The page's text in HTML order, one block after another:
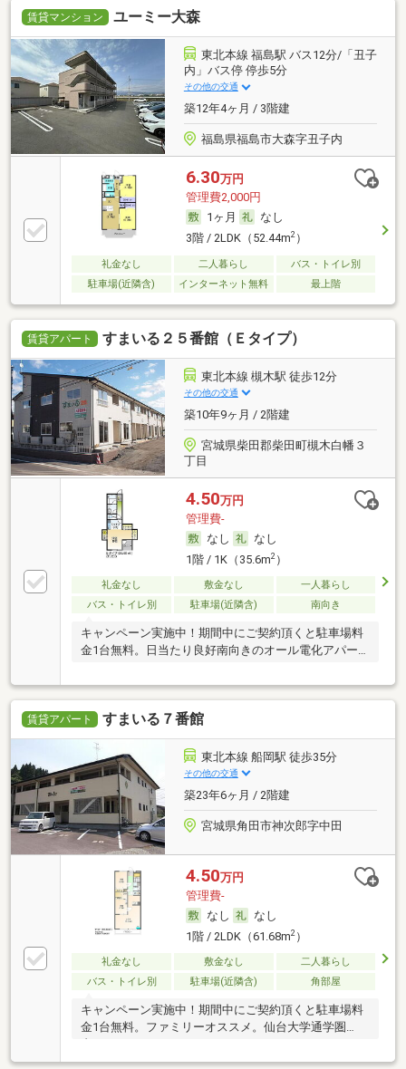
賃貸マンション ユーミー大森
東北本線 福島駅 バス12分/「丑子
内」バス停 停歩5分
その他の交通
築12年4ヶ月 / 3階建
福島県福島市大森字丑子内
6.30万円
管理費2,000円
1ヶ月
なし
3階 / 2LDK（52.44m2）
礼金なし 二人暮らし
バス・トイレ別
駐車場(近隣含)
インターネット無料 最上階
賃貸アパート すまいる２５番館（Ｅタイプ）
東北本線 槻木駅 徒歩12分
その他の交通
築10年9ヶ月 / 2階建
宮城県柴田郡柴田町槻木白幡３
丁目
4.50万円
管理費-
なし
なし
1階 / 1K（35.6m2）
礼金なし 敷金なし
一人暮らし
バス・トイレ別
駐車場(近隣含) 南向き
キャンペーン実施中！期間中にご契約頂くと駐車場料
金1台無料。日当たり良好南向きのオール電化アパー
賃貸アパート すまいる７番館
東北本線 船岡駅 徒歩35分
その他の交通
築23年6ヶ月 / 2階建
宮城県角田市神次郎字中田
4.50万円
管理費-
なし
なし
1階 / 2LDK（61.68m2）
礼金なし 敷金なし
二人暮らし
バス・トイレ別
駐車場(近隣含) 角部屋
キャンペーン実施中！期間中にご契約頂くと駐車場料
金1台無料。ファミリーオススメ。仙台大学通学圏